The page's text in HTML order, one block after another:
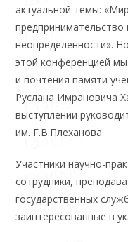
актуальной темы:
предпринимательство
неопределенности».
этой конференцией
и почтения памяти
Руслана Имрановича
выступлении
им. Г.В.Плеханова.
Участники научно-
сотрудники,
государственных
заинтересованные в